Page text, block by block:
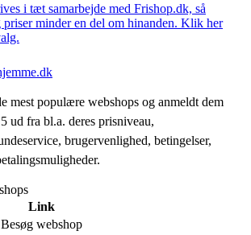
i tæt samarbejde med Frishop.dk, så
priser minder en del om hinanden. Klik her
mest populære webshops og anmeldt dem
ud fra bl.a. deres prisniveau,
brugervenlighed, betingelser,
Link
Besøg webshop